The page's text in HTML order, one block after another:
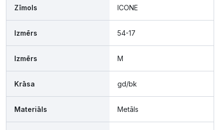
Zīmols ICONE
Izmērs 54-17
Izmērs M
Krāsa gd/bk
Materiāls Metāls